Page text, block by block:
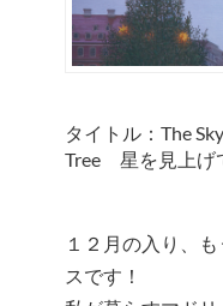
タイトル：The
Tree 星を見上げ
１２月の入り、
スです！